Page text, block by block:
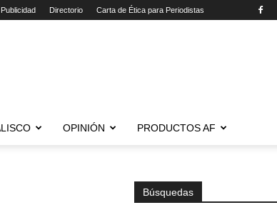
Publicidad Directorio Carta de Ética para Periodistas
OPINIÓN PRODUCTOS AF
Búsquedas